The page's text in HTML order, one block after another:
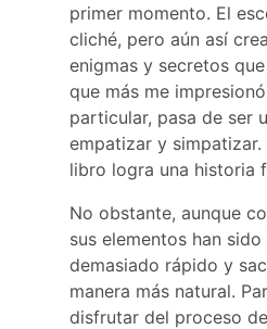
primer momento. El
cliché, pero aún así
enigmas y secretos
que más me
particular, pasa de ser
empatizar y
libro logra una historia
No obstante, aunque
sus elementos han
demasiado rápido y
manera más natural.
disfrutar del proceso